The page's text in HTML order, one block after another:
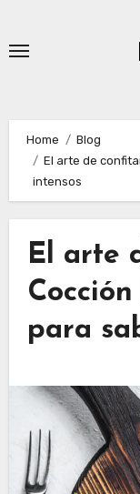
content
Home
Blog
El arte de
intensos
El arte
para